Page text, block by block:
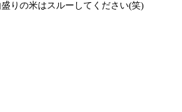
りの米はスルーしてください(笑)